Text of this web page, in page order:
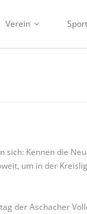
Verein Sport
Kennen die
um in der
der Aschacher